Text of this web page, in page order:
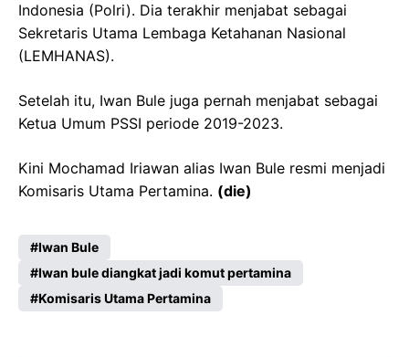
Indonesia (Polri). Dia terakhir menjabat sebagai
Sekretaris Utama Lembaga Ketahanan Nasional
(LEMHANAS).
Setelah itu, Iwan Bule juga pernah menjabat sebagai
Ketua Umum PSSI periode 2019-2023.
Kini Mochamad Iriawan alias Iwan Bule resmi menjadi
Komisaris Utama Pertamina. (die)
Iwan Bule
Iwan bule diangkat jadi komut pertamina
Komisaris Utama Pertamina